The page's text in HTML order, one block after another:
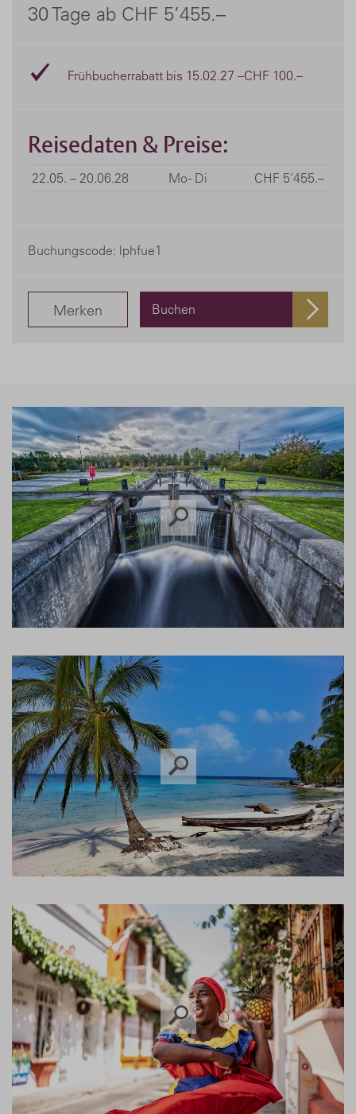
30 Tage ab CHF 5’455.–
Frühbucherrabatt bis 15.02.27 –CHF 100.–
Reisedaten & Preise:
22.05. – 20.06.28 Mo - Di CHF 5’455.–
Buchungscode: lphfue1
Merken Buchen